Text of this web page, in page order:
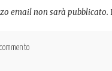
email non sarà pubblicato.